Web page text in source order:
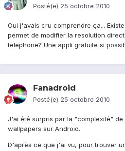
Posté(e) 25 octobre 2010
Oui j'avais cru comprendre ça...
permet de modifier la resolution
telephone? Une appli gratuite si
Fanadroid
Posté(e) 25 octobre 2010
J'ai été surpris par la "complexité" de
wallpapers sur Android.
D'après ce que j'ai vu, pour trouver